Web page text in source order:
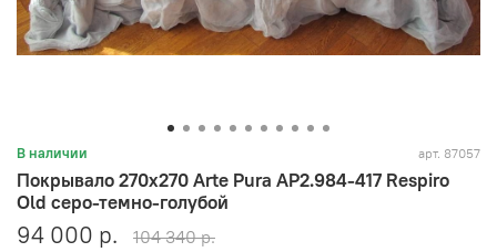
В наличии арт. 87057
Покрывало 270х270 Arte Pura AP2.984-417 Respiro
Old серо-темно-голубой
94 000 р. 104 340 р.